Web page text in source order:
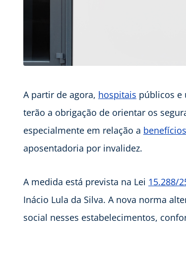
A partir de agora, hospitais públicos e
terão a obrigação de orientar os
especialmente em relação a benefícios
aposentadoria por invalidez.
A medida está prevista na Lei 15.288/
Inácio Lula da Silva. A nova norma
social nesses estabelecimentos,